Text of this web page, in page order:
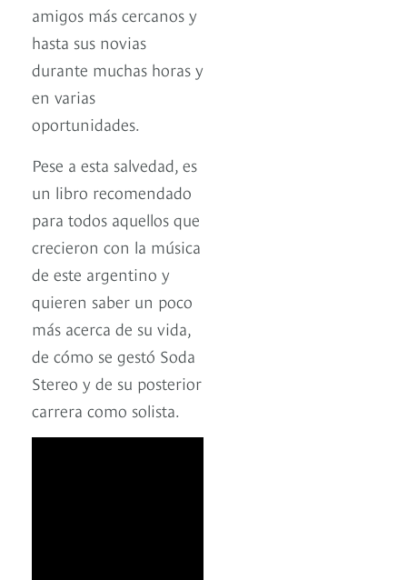
amigos más cercanos y
hasta sus novias
durante muchas horas y
en varias
oportunidades.
Pese a esta salvedad, es
un libro recomendado
para todos aquellos que
crecieron con la música
de este argentino y
quieren saber un poco
más acerca de su vida,
de cómo se gestó Soda
Stereo y de su posterior
carrera como solista.